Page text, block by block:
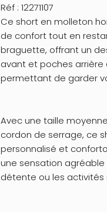
Réf : 12271107
Ce short en molleton
de confort tout en
braguette, offrant un
avant et poches
permettant de garder
Avec une taille
cordon de serrage, ce
personnalisé et
une sensation
détente ou les activités